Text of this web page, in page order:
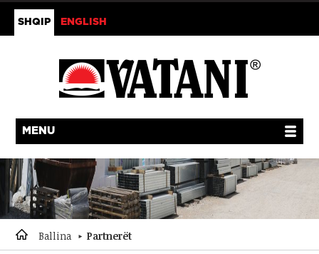
SHQIP ENGLISH
MENU
Ballina Partnerët